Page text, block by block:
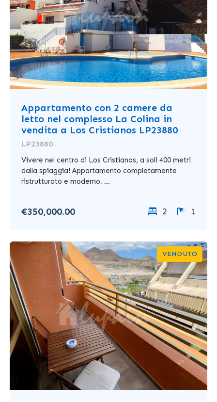
Appartamento con 2 camere da
letto nel complesso La Colina in
vendita a Los Cristianos LP23880
LP23880
Vivere nel centro di Los Cristianos, a soli 400 metri
dalla spiaggia! Appartamento completamente
ristrutturato e moderno, ...
€350,000.00 2 1
VENDUTO